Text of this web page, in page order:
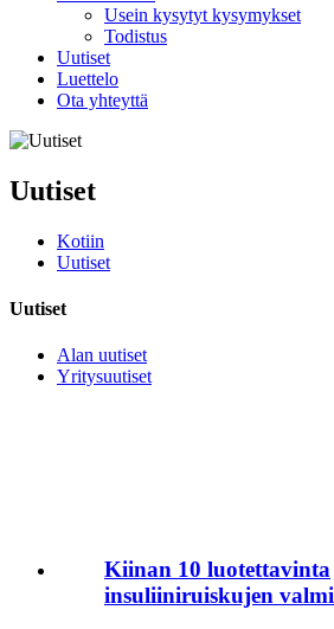
Usein kysytyt kysymykset
Todistus
Uutiset
Luettelo
Ota yhteyttä
Uutiset
Kotiin
Uutiset
Uutiset
Alan uutiset
Yritysuutiset
Kiinan 10 luotettavinta
insuliiniruiskujen